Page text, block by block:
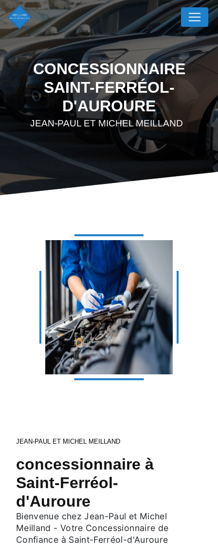
CONCESSIONNAIRE
SAINT-FERRÉOL-
D'AUROURE
JEAN-PAUL ET MICHEL MEILLAND
JEAN-PAUL ET MICHEL MEILLAND
concessionnaire à
Saint-Ferréol-
d'Auroure
Bienvenue chez Jean-Paul et Michel
Meilland - Votre Concessionnaire de
Confiance à Saint-Ferréol-d'Auroure
Panneau de gestion des cookies